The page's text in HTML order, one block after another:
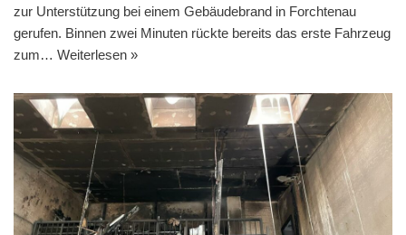
zur Unterstützung bei einem Gebäudebrand in Forchtenau
gerufen. Binnen zwei Minuten rückte bereits das erste Fahrzeug
zum… Weiterlesen »